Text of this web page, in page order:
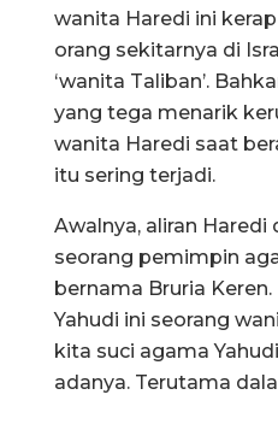
wanita Haredi ini
orang sekitarnya di
‘wanita Taliban’.
yang tega menarik
wanita Haredi saat
itu sering terjadi.
Awalnya, aliran Haredi
seorang pemimpin
bernama Bruria
Yahudi ini seorang
kita suci agama
adanya. Terutama